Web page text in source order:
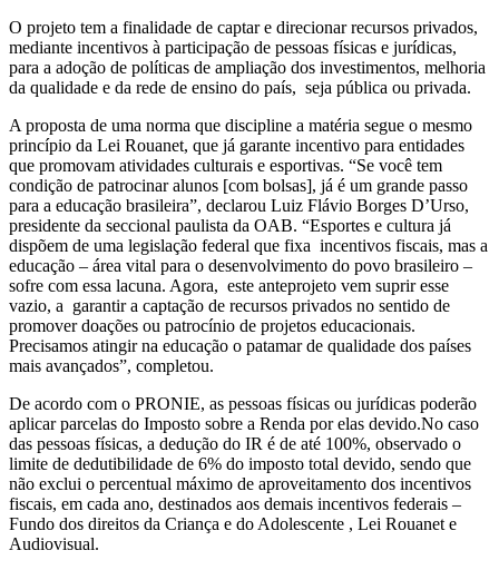
O projeto tem a finalidade de captar e direcionar recursos privados,
mediante incentivos à participação de pessoas físicas e jurídicas,
para a adoção de políticas de ampliação dos investimentos, melhoria
da qualidade e da rede de ensino do país, seja pública ou privada.
A proposta de uma norma que discipline a matéria segue o mesmo
princípio da Lei Rouanet, que já garante incentivo para entidades
que promovam atividades culturais e esportivas. “Se você tem
condição de patrocinar alunos [com bolsas], já é um grande passo
para a educação brasileira”, declarou Luiz Flávio Borges D’Urso,
presidente da seccional paulista da OAB. “Esportes e cultura já
dispõem de uma legislação federal que fixa incentivos fiscais, mas a
educação – área vital para o desenvolvimento do povo brasileiro –
sofre com essa lacuna. Agora, este anteprojeto vem suprir esse
vazio, a garantir a captação de recursos privados no sentido de
promover doações ou patrocínio de projetos educacionais.
Precisamos atingir na educação o patamar de qualidade dos países
mais avançados”, completou.
De acordo com o PRONIE, as pessoas físicas ou jurídicas poderão
aplicar parcelas do Imposto sobre a Renda por elas devido.No caso
das pessoas físicas, a dedução do IR é de até 100%, observado o
limite de dedutibilidade de 6% do imposto total devido, sendo que
não exclui o percentual máximo de aproveitamento dos incentivos
fiscais, em cada ano, destinados aos demais incentivos federais –
Fundo dos direitos da Criança e do Adolescente , Lei Rouanet e
Audiovisual.